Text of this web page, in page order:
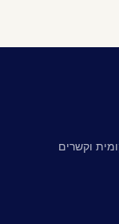
וקשרים